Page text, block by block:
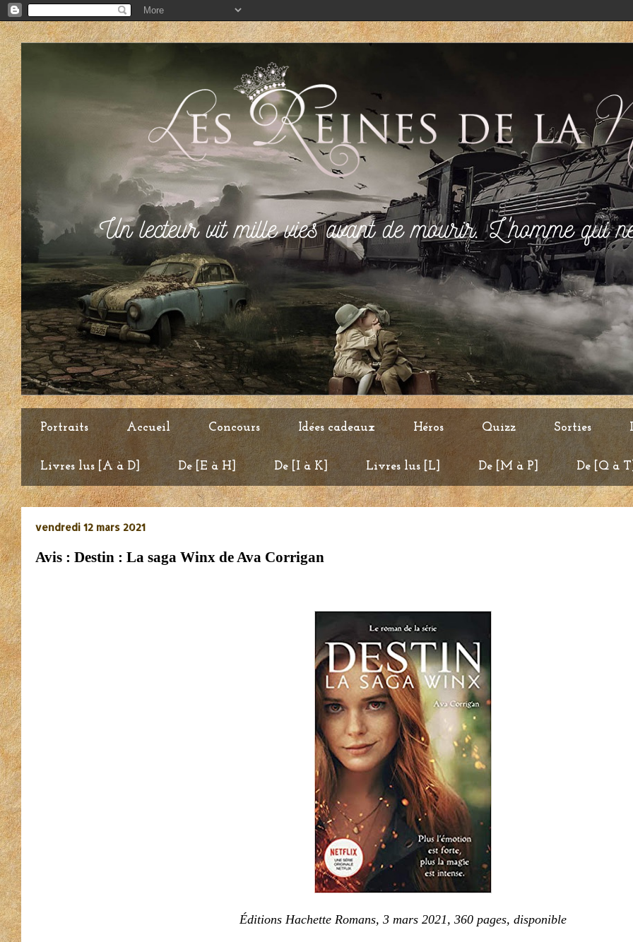
Portraits Accueil Concours Idées cadeaux Héros Quizz Sorties
Livres lus [A à D] De [E à H] De [I à K] Livres lus [L] De [M à P] De [Q à T]
vendredi 12 mars 2021
Avis : Destin : La saga Winx de Ava Corrigan
Éditions Hachette Romans, 3 mars 2021, 360 pages, disponible